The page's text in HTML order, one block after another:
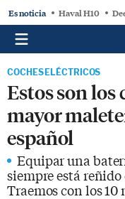
Es noticia Haval H10
COCHES ELÉCTRICOS
Estos son los
mayor
español
Equipar una
siempre está
Traemos con los